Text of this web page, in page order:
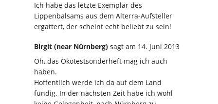
Ich habe das letzte Exemplar des
Lippenbalsams aus dem Alterra-Aufsteller
ergattert, der scheint echt beliebt zu sein!
Birgit (near Nürnberg) sagt am 14. Juni 2013
Oh, das Ökotestsonderheft mag ich auch
haben.
Hoffentlich werde ich da auf dem Land
fündig. In der nächsten Zeit habe ich wohl